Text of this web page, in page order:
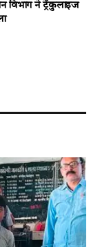
विभाग ने ट्रेंकुलाइज